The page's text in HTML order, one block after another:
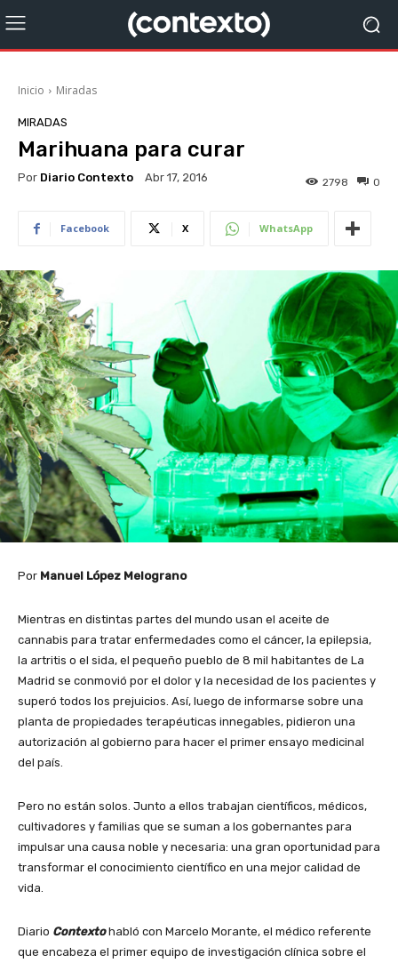
Inicio Miradas
MIRADAS
Marihuana para curar
Por Diario Contexto Abr 17, 2016 0
2798
Facebook X WhatsApp
Por Manuel López Melograno
Mientras en distintas partes del mundo usan el aceite de
cannabis para tratar enfermedades como el cáncer, la epilepsia,
la artritis o el sida, el pequeño pueblo de 8 mil habitantes de La
Madrid se conmovió por el dolor y la necesidad de los pacientes y
superó todos los prejuicios. Así, luego de informarse sobre una
planta de propiedades terapéuticas innegables, pidieron una
autorización al gobierno para hacer el primer ensayo medicinal
del país.
Pero no están solos. Junto a ellos trabajan científicos, médicos,
cultivadores y familias que se suman a los gobernantes para
impulsar una causa noble y necesaria: una gran oportunidad para
transformar el conocimiento científico en una mejor calidad de
vida.
Diario Contextohabló con Marcelo Morante, el médico referente
que encabeza el primer equipo de investigación clínica sobre el